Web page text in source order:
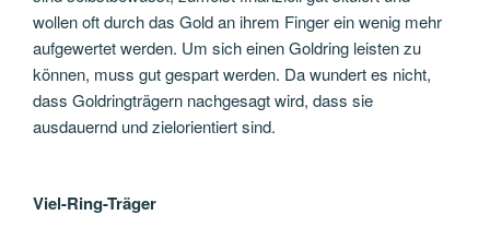
wollen oft durch das Gold an ihrem Finger ein wenig mehr
aufgewertet werden. Um sich einen Goldring leisten zu
können, muss gut gespart werden. Da wundert es nicht,
dass Goldringträgern nachgesagt wird, dass sie
ausdauernd und zielorientiert sind.
Viel-Ring-Träger